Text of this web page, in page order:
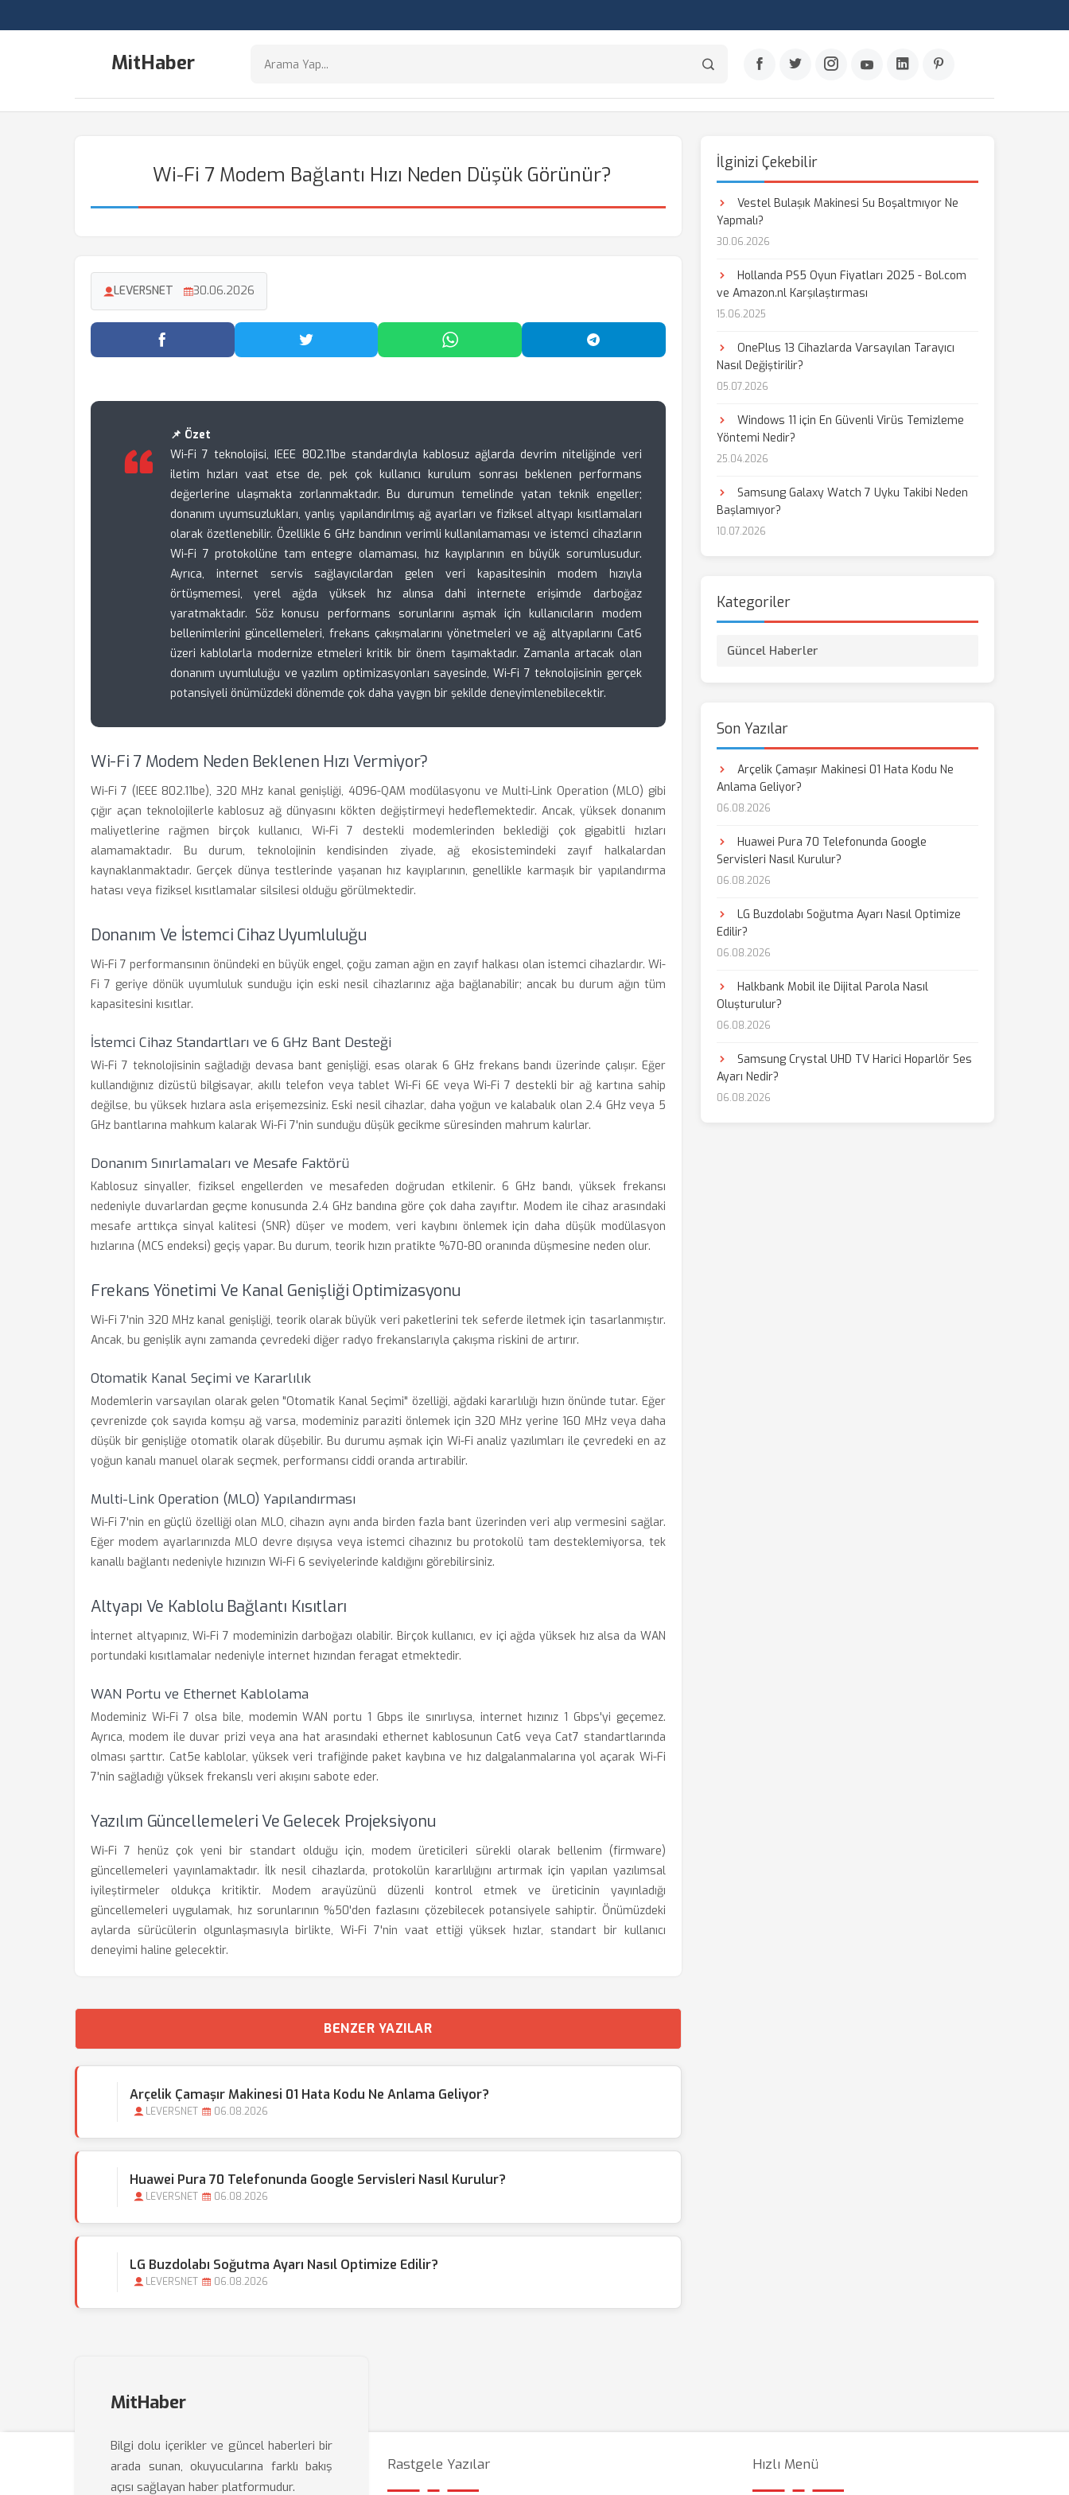
MitHaber
Wi-Fi 7 Modem Bağlantı Hızı Neden Düşük Görünür?
LEVERSNET 30.06.2026
Facebook'ta Paylaş Twitter'da Paylaş WhatsApp'ta Paylaş Telegram'da Paylaş
📌 Özet
Wi-Fi 7 teknolojisi, IEEE 802.11be standardıyla kablosuz ağlarda devrim niteliğinde veri
iletim hızları vaat etse de, pek çok kullanıcı kurulum sonrası beklenen performans
değerlerine ulaşmakta zorlanmaktadır. Bu durumun temelinde yatan teknik engeller;
donanım uyumsuzlukları, yanlış yapılandırılmış ağ ayarları ve fiziksel altyapı kısıtlamaları
olarak özetlenebilir. Özellikle 6 GHz bandının verimli kullanılamaması ve istemci cihazların
Wi-Fi 7 protokolüne tam entegre olamaması, hız kayıplarının en büyük sorumlusudur.
Ayrıca, internet servis sağlayıcılardan gelen veri kapasitesinin modem hızıyla
örtüşmemesi, yerel ağda yüksek hız alınsa dahi internete erişimde darboğaz
yaratmaktadır. Söz konusu performans sorunlarını aşmak için kullanıcıların modem
bellenimlerini güncellemeleri, frekans çakışmalarını yönetmeleri ve ağ altyapılarını Cat6
üzeri kablolarla modernize etmeleri kritik bir önem taşımaktadır. Zamanla artacak olan
donanım uyumluluğu ve yazılım optimizasyonları sayesinde, Wi-Fi 7 teknolojisinin gerçek
potansiyeli önümüzdeki dönemde çok daha yaygın bir şekilde deneyimlenebilecektir.
Wi-Fi 7 Modem Neden Beklenen Hızı Vermiyor?
Wi-Fi 7 (IEEE 802.11be), 320 MHz kanal genişliği, 4096-QAM modülasyonu ve Multi-Link Operation (MLO) gibi
çığır açan teknolojilerle kablosuz ağ dünyasını kökten değiştirmeyi hedeflemektedir. Ancak, yüksek donanım
maliyetlerine rağmen birçok kullanıcı, Wi-Fi 7 destekli modemlerinden beklediği çok gigabitli hızları
alamamaktadır. Bu durum, teknolojinin kendisinden ziyade, ağ ekosistemindeki zayıf halkalardan
kaynaklanmaktadır. Gerçek dünya testlerinde yaşanan hız kayıplarının, genellikle karmaşık bir yapılandırma
hatası veya fiziksel kısıtlamalar silsilesi olduğu görülmektedir.
Donanım Ve İstemci Cihaz Uyumluluğu
Wi-Fi 7 performansının önündeki en büyük engel, çoğu zaman ağın en zayıf halkası olan istemci cihazlardır. Wi-
Fi 7 geriye dönük uyumluluk sunduğu için eski nesil cihazlarınız ağa bağlanabilir; ancak bu durum ağın tüm
kapasitesini kısıtlar.
İstemci Cihaz Standartları ve 6 GHz Bant Desteği
Wi-Fi 7 teknolojisinin sağladığı devasa bant genişliği, esas olarak 6 GHz frekans bandı üzerinde çalışır. Eğer
kullandığınız dizüstü bilgisayar, akıllı telefon veya tablet Wi-Fi 6E veya Wi-Fi 7 destekli bir ağ kartına sahip
değilse, bu yüksek hızlara asla erişemezsiniz. Eski nesil cihazlar, daha yoğun ve kalabalık olan 2.4 GHz veya 5
GHz bantlarına mahkum kalarak Wi-Fi 7'nin sunduğu düşük gecikme süresinden mahrum kalırlar.
Donanım Sınırlamaları ve Mesafe Faktörü
Kablosuz sinyaller, fiziksel engellerden ve mesafeden doğrudan etkilenir. 6 GHz bandı, yüksek frekansı
nedeniyle duvarlardan geçme konusunda 2.4 GHz bandına göre çok daha zayıftır. Modem ile cihaz arasındaki
mesafe arttıkça sinyal kalitesi (SNR) düşer ve modem, veri kaybını önlemek için daha düşük modülasyon
hızlarına (MCS endeksi) geçiş yapar. Bu durum, teorik hızın pratikte %70-80 oranında düşmesine neden olur.
Frekans Yönetimi Ve Kanal Genişliği Optimizasyonu
Wi-Fi 7'nin 320 MHz kanal genişliği, teorik olarak büyük veri paketlerini tek seferde iletmek için tasarlanmıştır.
Ancak, bu genişlik aynı zamanda çevredeki diğer radyo frekanslarıyla çakışma riskini de artırır.
Otomatik Kanal Seçimi ve Kararlılık
Modemlerin varsayılan olarak gelen "Otomatik Kanal Seçimi" özelliği, ağdaki kararlılığı hızın önünde tutar. Eğer
çevrenizde çok sayıda komşu ağ varsa, modeminiz paraziti önlemek için 320 MHz yerine 160 MHz veya daha
düşük bir genişliğe otomatik olarak düşebilir. Bu durumu aşmak için Wi-Fi analiz yazılımları ile çevredeki en az
yoğun kanalı manuel olarak seçmek, performansı ciddi oranda artırabilir.
Multi-Link Operation (MLO) Yapılandırması
Wi-Fi 7'nin en güçlü özelliği olan MLO, cihazın aynı anda birden fazla bant üzerinden veri alıp vermesini sağlar.
Eğer modem ayarlarınızda MLO devre dışıysa veya istemci cihazınız bu protokolü tam desteklemiyorsa, tek
kanallı bağlantı nedeniyle hızınızın Wi-Fi 6 seviyelerinde kaldığını görebilirsiniz.
Altyapı Ve Kablolu Bağlantı Kısıtları
İnternet altyapınız, Wi-Fi 7 modeminizin darboğazı olabilir. Birçok kullanıcı, ev içi ağda yüksek hız alsa da WAN
portundaki kısıtlamalar nedeniyle internet hızından feragat etmektedir.
WAN Portu ve Ethernet Kablolama
Modeminiz Wi-Fi 7 olsa bile, modemin WAN portu 1 Gbps ile sınırlıysa, internet hızınız 1 Gbps'yi geçemez.
Ayrıca, modem ile duvar prizi veya ana hat arasındaki ethernet kablosunun Cat6 veya Cat7 standartlarında
olması şarttır. Cat5e kablolar, yüksek veri trafiğinde paket kaybına ve hız dalgalanmalarına yol açarak Wi-Fi
7'nin sağladığı yüksek frekanslı veri akışını sabote eder.
Yazılım Güncellemeleri Ve Gelecek Projeksiyonu
Wi-Fi 7 henüz çok yeni bir standart olduğu için, modem üreticileri sürekli olarak bellenim (firmware)
güncellemeleri yayınlamaktadır. İlk nesil cihazlarda, protokolün kararlılığını artırmak için yapılan yazılımsal
iyileştirmeler oldukça kritiktir. Modem arayüzünü düzenli kontrol etmek ve üreticinin yayınladığı
güncellemeleri uygulamak, hız sorunlarının %50'den fazlasını çözebilecek potansiyele sahiptir. Önümüzdeki
aylarda sürücülerin olgunlaşmasıyla birlikte, Wi-Fi 7'nin vaat ettiği yüksek hızlar, standart bir kullanıcı
deneyimi haline gelecektir.
BENZER YAZILAR
Arçelik Çamaşır Makinesi 01 Hata Kodu Ne Anlama Geliyor?
LEVERSNET 06.08.2026
Huawei Pura 70 Telefonunda Google Servisleri Nasıl Kurulur?
LEVERSNET 06.08.2026
LG Buzdolabı Soğutma Ayarı Nasıl Optimize Edilir?
LEVERSNET 06.08.2026
İlginizi Çekebilir
Vestel Bulaşık Makinesi Su Boşaltmıyor Ne
Yapmalı?
30.06.2026
Hollanda PS5 Oyun Fiyatları 2025 - Bol.com
ve Amazon.nl Karşılaştırması
15.06.2025
OnePlus 13 Cihazlarda Varsayılan Tarayıcı
Nasıl Değiştirilir?
05.07.2026
Windows 11 için En Güvenli Virüs Temizleme
Yöntemi Nedir?
25.04.2026
Samsung Galaxy Watch 7 Uyku Takibi Neden
Başlamıyor?
10.07.2026
Kategoriler
Güncel Haberler
Son Yazılar
Arçelik Çamaşır Makinesi 01 Hata Kodu Ne
Anlama Geliyor?
06.08.2026
Huawei Pura 70 Telefonunda Google
Servisleri Nasıl Kurulur?
06.08.2026
LG Buzdolabı Soğutma Ayarı Nasıl Optimize
Edilir?
06.08.2026
Halkbank Mobil ile Dijital Parola Nasıl
Oluşturulur?
06.08.2026
Samsung Crystal UHD TV Harici Hoparlör Ses
Ayarı Nedir?
06.08.2026
MitHaber
Bilgi dolu içerikler ve güncel haberleri bir
arada sunan, okuyucularına farklı bakış
açısı sağlayan haber platformudur.
Rastgele Yazılar Hızlı Menü